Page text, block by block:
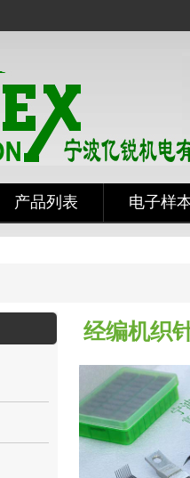
产品列表 电子样
经编机织